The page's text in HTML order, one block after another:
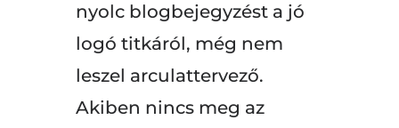
nyolc blogbejegyzést a jó
logó titkáról, még nem
leszel arculattervező.
Akiben nincs meg az